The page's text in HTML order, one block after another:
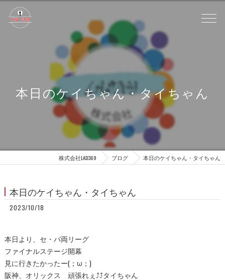
本日のケイちゃん・タイちゃん
株式会社LAD369 ブログ 本日のケイちゃん・タイちゃん
本日のケイちゃん・タイちゃん
2023/10/18
本日より、セ・パ両リーグ
ファイナルステージ開幕
見に行きたかったー(；ω；)
阪神、オリックス 頑張れぇ⤴︎⤴︎タイちゃん